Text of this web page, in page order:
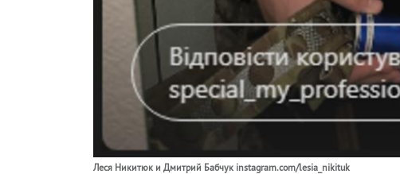
Леся Никитюк и Дмитрий Бабчук instagram.com/lesia_nikituk